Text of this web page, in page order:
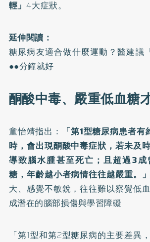
輕」 4大症狀。
延伸閱讀：
糖尿病友適合做什麼運動？醫建議
●●分鐘就好
酮酸中毒、嚴重低血糖
童怡靖指出：
「第1型糖尿病患者
時，會出現酮酸中毒症狀，若未及
導致腦水腫甚至死亡；且超過3
糖，年齡越小者病情往往越嚴重。」
大、感覺不敏銳，往往難以察覺低
成潛在的腦部損傷與學習障礙
「第1型和第2型糖尿病的主要差異